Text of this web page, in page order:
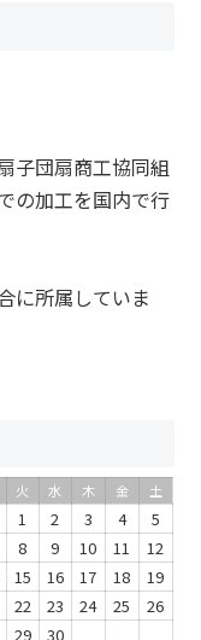
子団扇商工協同組
の加工を国内で行
に所属していま
火 水 木 金 土
1 2 3 4
5
8 9 10 11
12
15 16 17 18
19
22 23 24 25
26
29 30